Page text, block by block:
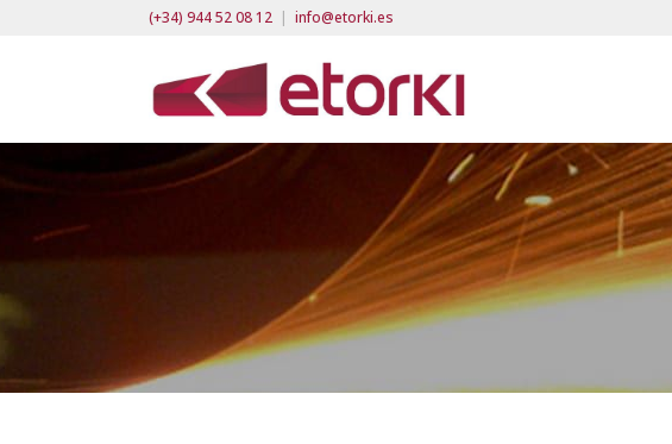
(+34) 944 52 08 12 | info@etorki.es